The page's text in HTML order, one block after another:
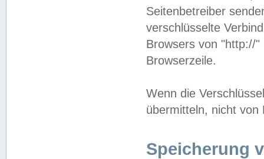
Seitenbetreiber
verschlüsselte
Browsers von "http://
Browserzeile.
Wenn die
übermitteln, nicht von
Speicherung